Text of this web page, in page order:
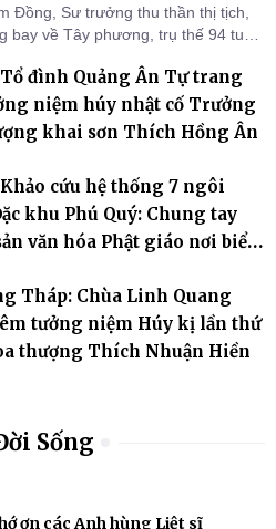
Đồng, Sư trưởng thu thần thị tịch,
bay về Tây phương, trụ thế 94 tuổi
đình Quảng Ân Tự trang
niệm húy nhật cố Trưởng
khai sơn Thích Hồng Ân
cứu hệ thống 7 ngôi
khu Phú Quý: Chung tay
văn hóa Phật giáo nơi biển
Tháp: Chùa Linh Quang
tưởng niệm Húy kị lần thứ
thượng Thích Nhuận Hiền
Sống
ơn các Anh hùng Liệt sĩ